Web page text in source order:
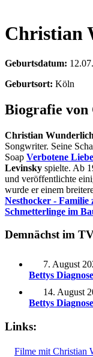
Christian
Geburtsdatum:
Geburtsort: Köln
Biografie
Christian Wunderlich
Songwriter. Seine
Soap Verbotene Liebe
Levinsky spielte. Ab
und veröffentlichte
wurde er einem
Nesthocker - Familie
Schmetterlinge im
Demnächst im
7. August
Bettys Diagnose
14. August
Bettys Diagnose
Links:
Filme mit Christian